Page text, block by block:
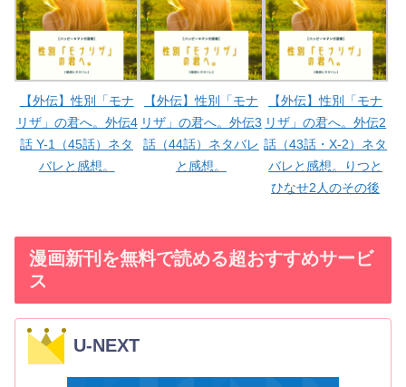
【外伝】性別「モナ
リザ」の君へ。外伝4
話 Y-1（45話）ネタ
バレと感想。
【外伝】性別「モナ
リザ」の君へ。外伝3
話（44話）ネタバレ
と感想。
【外伝】性別「モナ
リザ」の君へ。外伝2
話（43話・X-2）ネタ
バレと感想。りつと
ひなせ2人のその後
漫画新刊を無料で読める超おすすめサービ
ス
U-NEXT